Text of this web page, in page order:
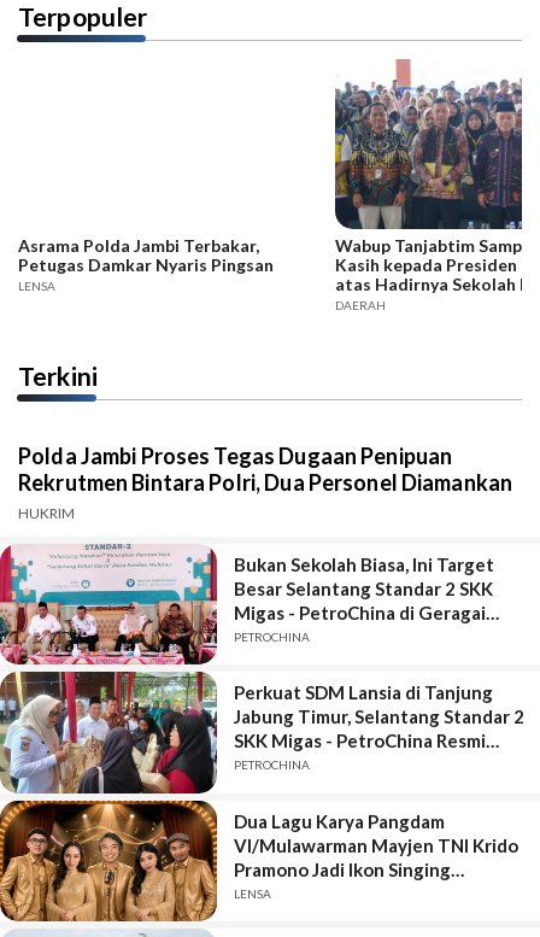
Terpopuler
Asrama Polda Jambi Terbakar,
Petugas Damkar Nyaris Pingsan
LENSA
Wabup Tanjabtim
Kasih kepada Presiden
atas Hadirnya Sekolah
DAERAH
Terkini
Polda Jambi Proses Tegas Dugaan Penipuan
Rekrutmen Bintara Polri, Dua Personel Diamankan
HUKRIM
Bukan Sekolah Biasa, Ini Target
Besar Selantang Standar 2 SKK
Migas - PetroChina di Geragai
Tanjung Jabung Timur
PETROCHINA
Perkuat SDM Lansia di Tanjung
Jabung Timur, Selantang Standar 2
SKK Migas - PetroChina Resmi
Bergulir di Geragai
PETROCHINA
Dua Lagu Karya Pangdam
VI/Mulawarman Mayjen TNI Krido
Pramono Jadi Ikon Singing
Competition HUT Ke-81 RI
LENSA